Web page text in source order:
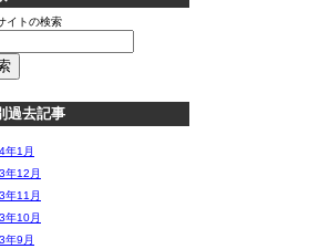
イトの検索
過去記事
年1月
年12月
年11月
年10月
年9月